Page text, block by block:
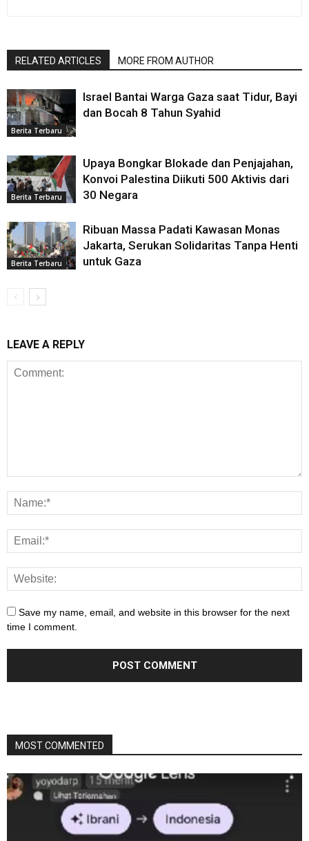
RELATED ARTICLES MORE FROM AUTHOR
Berita Terbaru
Israel Bantai Warga Gaza saat Tidur, Bayi
dan Bocah 8 Tahun Syahid
Berita Terbaru
Upaya Bongkar Blokade dan Penjajahan,
Konvoi Palestina Diikuti 500 Aktivis dari
30 Negara
Berita Terbaru
Ribuan Massa Padati Kawasan Monas
Jakarta, Serukan Solidaritas Tanpa Henti
untuk Gaza
LEAVE A REPLY
Save my name, email, and website in this browser for the next
time I comment.
MOST COMMENTED